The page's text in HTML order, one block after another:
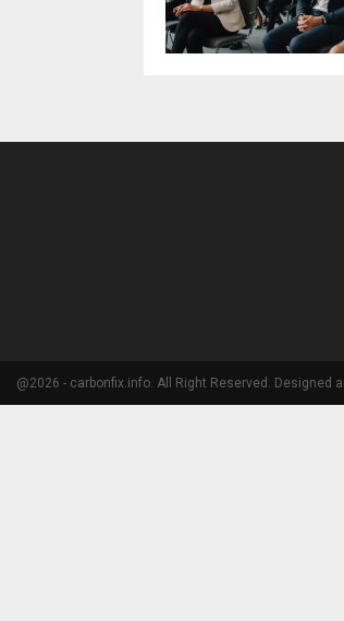
@2026 - carbonfix.info. All Right Reserved. Designed